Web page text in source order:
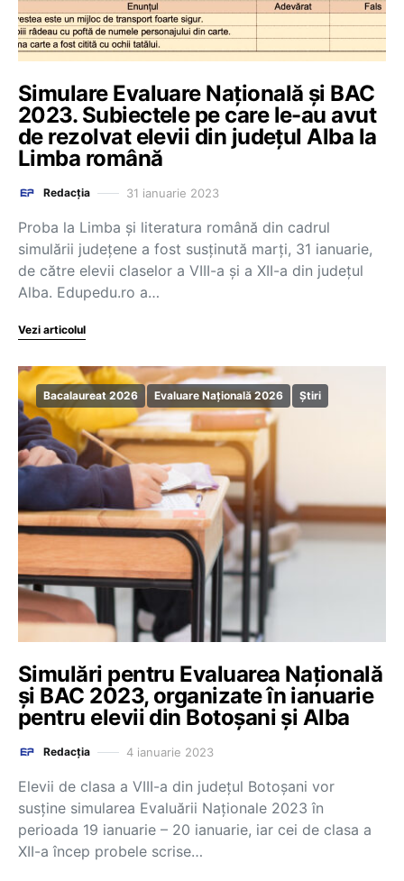
Simulare Evaluare Națională și BAC
2023. Subiectele pe care le-au avut
de rezolvat elevii din județul Alba la
Limba română
Redacția 31 ianuarie 2023
Proba la Limba și literatura română din cadrul
simulării județene a fost susținută marți, 31 ianuarie,
de către elevii claselor a VIII-a și a XII-a din județul
Alba. Edupedu.ro a…
Vezi articolul
Bacalaureat 2026 Evaluare Națională 2026 Știri
Simulări pentru Evaluarea Națională
și BAC 2023, organizate în ianuarie
pentru elevii din Botoșani și Alba
Redacția 4 ianuarie 2023
Elevii de clasa a VIII-a din județul Botoșani vor
susține simularea Evaluării Naționale 2023 în
perioada 19 ianuarie – 20 ianuarie, iar cei de clasa a
XII-a încep probele scrise…